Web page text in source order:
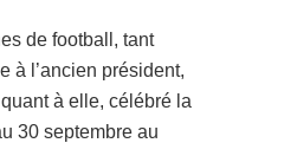
de football, tant
à l’ancien président,
à elle, célébré la
30 septembre au